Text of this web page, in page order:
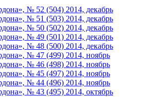
№ 52 (504) 2014, декабрь
№ 51 (503) 2014, декабрь
№ 50 (502) 2014, декабрь
№ 49 (501) 2014, декабрь
№ 48 (500) 2014, декабрь
№ 47 (499) 2014, ноябрь
№ 46 (498) 2014, ноябрь
№ 45 (497) 2014, ноябрь
№ 44 (496) 2014, ноябрь
№ 43 (495) 2014, октябрь